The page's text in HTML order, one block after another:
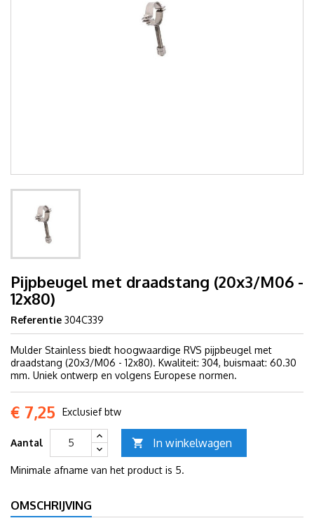
Pijpbeugel met draadstang (20x3/M06 -
12x80)
Referentie 304C339
Mulder Stainless biedt hoogwaardige RVS pijpbeugel met
draadstang (20x3/M06 - 12x80). Kwaliteit: 304, buismaat: 60.30
mm. Uniek ontwerp en volgens Europese normen.
€ 7,25 Exclusief btw
Aantal  In winkelwagen
Minimale afname van het product is 5.
OMSCHRIJVING